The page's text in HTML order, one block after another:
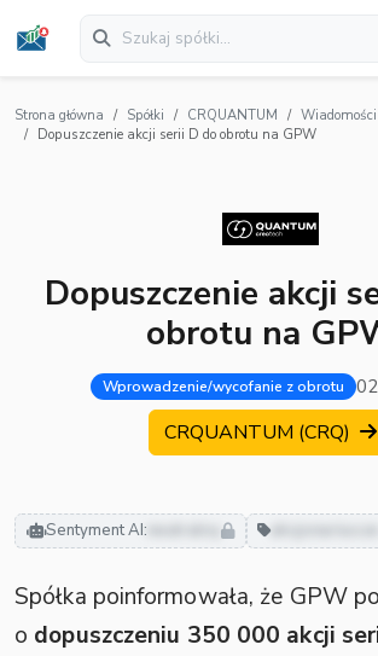
Strona główna Spółki CRQUANTUM
Wiadomości
Dopuszczenie akcji serii D do obrotu na GPW
Dopuszczenie akcji
obrotu na
Wprowadzenie/wycofanie z obrotu
CRQUANTUM (CRQ)
Sentyment AI: neutralny akcjonariusze
Spółka poinformowała, że GPW
o dopuszczeniu 350 000 akcji